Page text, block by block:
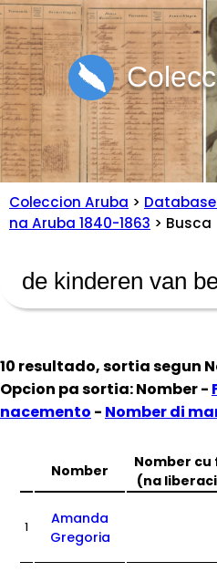
Coleccion Aruba >
na Aruba 1840-1863 > Busca
10 resultado, sortia segun
Opcion pa sortia: Nomber -
nacemento - Nomber di
Nomber
Nomber cu
(na
1
Amanda
Gregoria